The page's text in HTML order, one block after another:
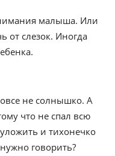
малыша. Или
от слезок. Иногда
не солнышко. А
что не спал всю
и тихонечко
говорить?